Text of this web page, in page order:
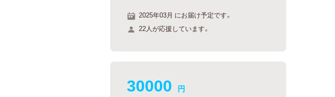
2025年03月 にお届け予定です。
22人が応援しています。
30000 円